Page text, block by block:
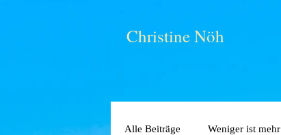
Christine Nöh
Alle Beiträge Weniger ist mehr